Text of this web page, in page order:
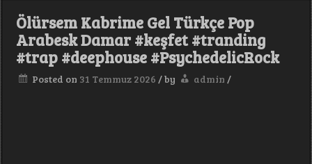
Ölürsem Kabrime Gel Türkçe Pop
Arabesk Damar #keşfet #tranding
#trap #deephouse #PsychedelicRock
Posted on 31 Temmuz 2026 /by admin /